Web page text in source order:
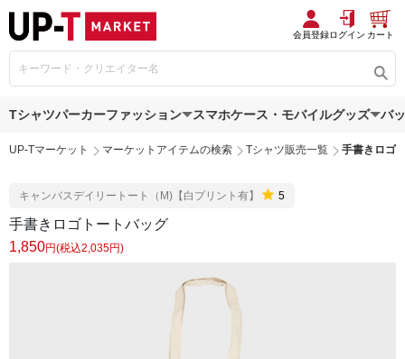
会員登録ログイン カート
Tシャツパーカーファッション スマホケース・モバイルグッズ バ
UP-Tマーケット マーケットアイテムの検索 Tシャツ販売一覧 手書きロゴ
キャンバスデイリートート（M)【白プリント有】 5
手書きロゴトートバッグ
1,850円(税込2,035円)